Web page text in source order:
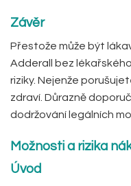
Závěr
Přestože může být
Adderall bez
riziky. Nejenže
zdraví. Důrazně
dodržování legálních
Možnosti a rizika
Úvod